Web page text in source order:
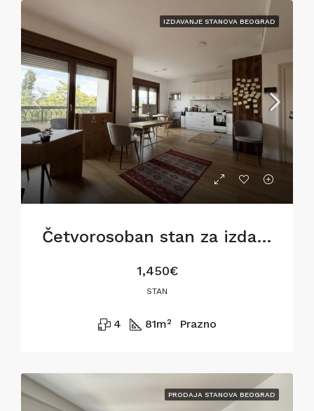
IZDAVANJE STANOVA BEOGRAD
Četvorosoban stan za izdavanje na Dorćolu, 81m2
1,450€
STAN
4 81m² Prazno
PRODAJA STANOVA BEOGRAD